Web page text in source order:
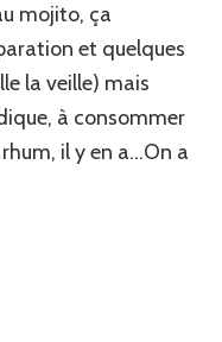
mojito, ça
et quelques
la veille) mais
à consommer
il y en a…On a